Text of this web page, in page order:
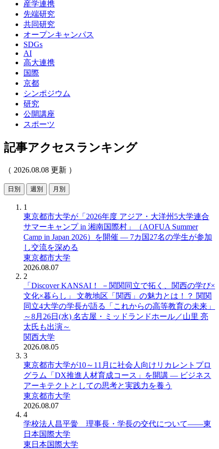
産学連携
先端研究
共同研究
オープンキャンパス
SDGs
AI
高大連携
国際
京都
シンポジウム
研究
公開講座
スポーツ
記事アクセスランキング
（ 2026.08.08 更新 ）
日別 週別 月別
1
東京都市大学が「2026年度 アジア・大洋州5大学連合
サマーキャンプ in 湘南国際村」（AOFUA Summer
Camp in Japan 2026）を開催 ― 7カ国27名の学生が参加
し交流を深める
東京都市大学
2026.08.07
2
「Discover KANSAI！ －関関同立で拓く、関西の学び×
文化×暮らし」 文教地区「関西」の魅力とは！？ 関関
同立4大学の学長が語る「これからの高等教育の未来」
～8月26日(水) 名古屋・ミッドランドホール／山里 亮
太氏も出演～
関西大学
2026.08.05
3
東京都市大学が10～11月に社会人向けリカレントプロ
グラム「DX推進人材育成コース」を開講 ― ビジネス
アーキテクトとしての思考と実践力を養う
東京都市大学
2026.08.07
4
学校法人昌平黌 理事長・学長の交代について――東
日本国際大学
東日本国際大学